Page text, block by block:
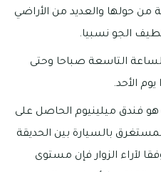
حولها والعديد من الأراضي
الجو نسبيا.
الساعة التاسعة صباحا وحتى
الأحد.
هو فندق ميلينيوم الحاصل على
بالسيارة بين الحديقة
لآراء الزوار فإن مستوى